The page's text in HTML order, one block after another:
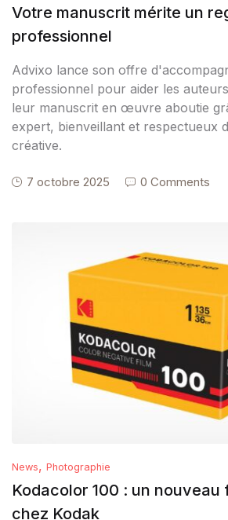
Votre manuscrit mérite un
professionnel
Advixo lance son offre
professionnel pour aider les
leur manuscrit en œuvre aboutie
expert, bienveillant et respectueux
créative.
7 octobre 2025 0 Comments
News, Photographie
Kodacolor 100 : un nouveau
chez Kodak